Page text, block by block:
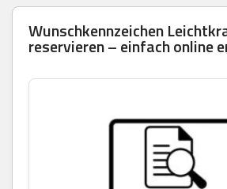
Wunschkennzeichen
reservieren – einfach online